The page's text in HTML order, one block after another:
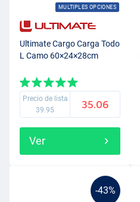
MULTIPLES OPCIONES
Ultimate Cargo Carga Todo
L Camo 60×24×28cm
Precio de lista
39.95
35.06
Ver
-43%